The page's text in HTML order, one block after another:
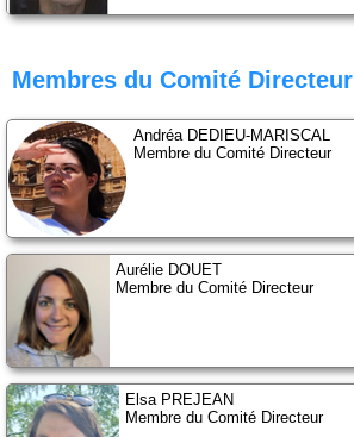
Membres du Comité Directeur
Andréa DEDIEU-MARISCAL
Membre du Comité Directeur
Aurélie DOUET
Membre du Comité Directeur
Elsa PREJEAN
Membre du Comité Directeur